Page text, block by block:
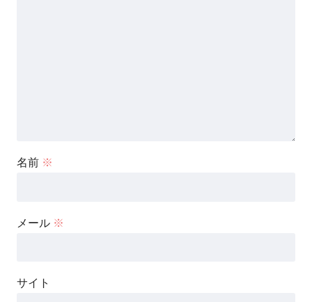
名前 ※
メール ※
サイト